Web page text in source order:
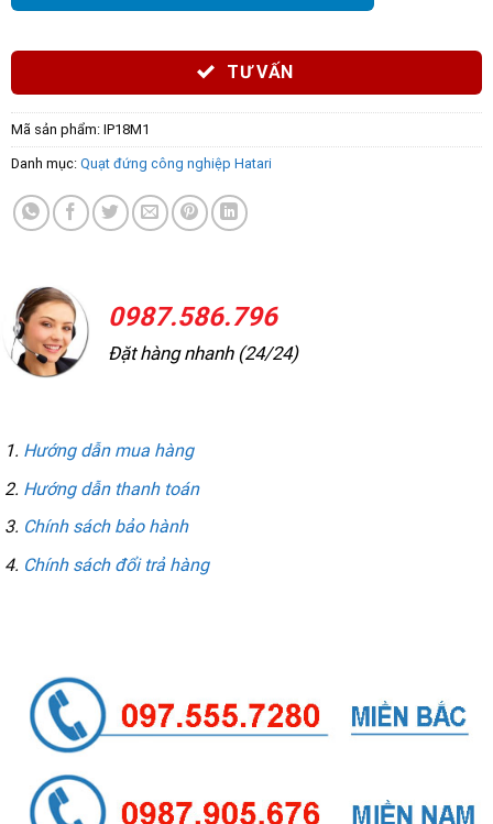
TƯ VẤN
Mã sản phẩm: IP18M1
Danh mục: Quạt đứng công nghiệp Hatari
0987.586.796
Đặt hàng nhanh (24/24)
Hướng dẫn mua hàng
Hướng dẫn thanh toán
Chính sách bảo hành
Chính sách đổi trả hàng